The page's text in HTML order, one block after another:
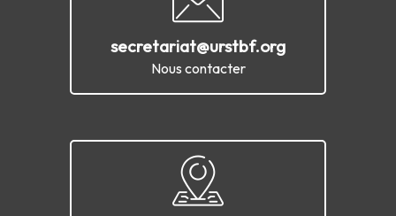
secretariat@urstbf.org
Nous contacter